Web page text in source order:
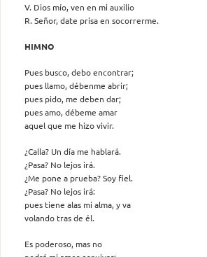
V. Dios mío, ven en mi auxilio
R. Señor, date prisa en socorrerme.
HIMNO
Pues busco, debo encontrar;
pues llamo, débenme abrir;
pues pido, me deben dar;
pues amo, débeme amar
aquel que me hizo vivir.
¿Calla? Un día me hablará.
¿Pasa? No lejos irá.
¿Me pone a prueba? Soy fiel.
¿Pasa? No lejos irá:
pues tiene alas mi alma, y va
volando tras de él.
Es poderoso, mas no